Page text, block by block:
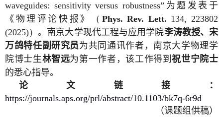
waveguides: sensitivity versus robustness” 为题发表于
《物理评论快报》
（ Phys. Rev. Lett. 134, 223802
(2025)）。南京大学现代工程与应用学院李涛教授、宋
万鸽特任副研究员为共同通讯作者，南京大学物理学
院博士生林智远为第一作者，该工作得到祝世宁院士
的悉心指导。
论文链接
：
https://journals.aps.org/prl/abstract/10.1103/bk7q-6r9d
（课题组供稿）